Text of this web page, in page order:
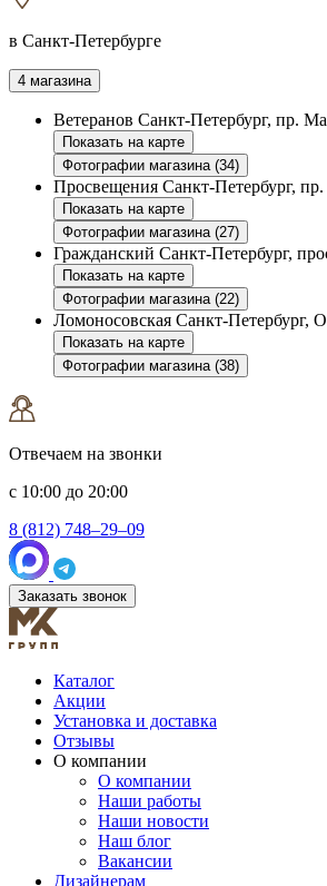
в Санкт-Петербурге
4 магазина
Ветеранов Санкт-Петербург, пр.
Показать на карте
Фотографии магазина (34)
Просвещения Санкт-Петербург,
Показать на карте
Фотографии магазина (27)
Гражданский Санкт-Петербург,
Показать на карте
Фотографии магазина (22)
Ломоносовская Санкт-Петербург,
Показать на карте
Фотографии магазина (38)
Отвечаем на звонки
с 10:00 до 20:00
8 (812) 748–29–09
Заказать звонок
Каталог
Акции
Установка и доставка
Отзывы
О компании
О компании
Наши работы
Наши новости
Наш блог
Вакансии
Дизайнерам